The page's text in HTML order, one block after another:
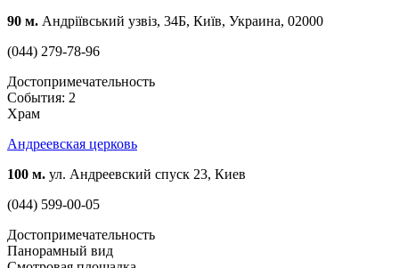
90 м. Андріївський узвіз, 34Б, Київ, Украина, 02000
(044) 279-78-96
Достопримечательность
События: 2
Храм
Андреевская церковь
100 м. ул. Андреевский спуск 23, Киев
(044) 599-00-05
Достопримечательность
Панорамный вид